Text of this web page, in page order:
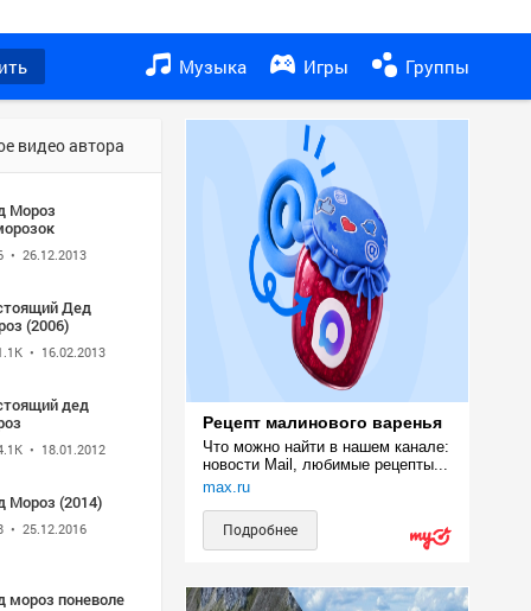
Музыка Игры Группы
видео автора
Мороз
• 26.12.2013
Дед
(2006)
• 16.02.2013
дед
• 18.01.2012
Мороз (2014)
• 25.12.2016
мороз поневоле
Рецепт малинового варенья
Что можно найти в нашем канале:
новости Mail, любимые рецепты...
max.ru
Подробнее